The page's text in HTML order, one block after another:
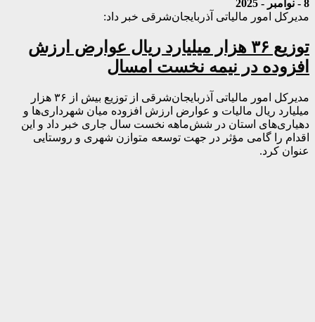
8 - نوامبر - 2025
مدیرکل امور مالیاتی آذربایجان‌شرقی خبر داد:
توزیع ۳۶ هزار میلیارد ریال عوارض ارزش
افزوده در نیمه نخست امسال
مدیرکل امور مالیاتی آذربایجان‌شرقی از توزیع بیش از ۳۶ هزار
میلیارد ریال مالیات و عوارض ارزش افزوده میان شهرداری‌ها و
دهیاری‌های استان در شش‌ماهه نخست سال جاری خبر داد و این
اقدام را گامی مؤثر در جهت توسعه متوازن شهری و روستایی
عنوان کرد.